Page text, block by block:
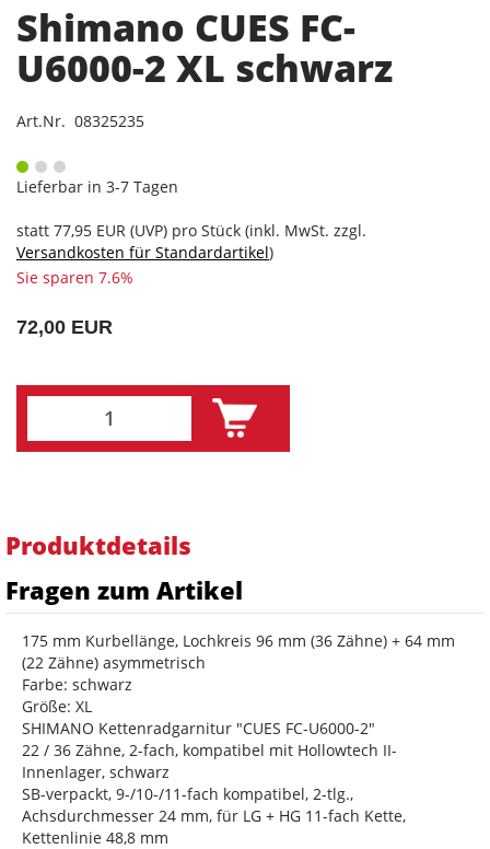
Shimano CUES FC-
U6000-2 XL schwarz
Art.Nr. 08325235
Lieferbar in 3-7 Tagen
statt 77,95 EUR (UVP) pro Stück (inkl. MwSt. zzgl.
Versandkosten für Standardartikel)
Sie sparen 7.6%
72,00 EUR
Produktdetails
Fragen zum Artikel
175 mm Kurbellänge, Lochkreis 96 mm (36 Zähne) + 64 mm
(22 Zähne) asymmetrisch
Farbe: schwarz
Größe: XL
SHIMANO Kettenradgarnitur "CUES FC-U6000-2"
22 / 36 Zähne, 2-fach, kompatibel mit Hollowtech II-
Innenlager, schwarz
SB-verpackt, 9-/10-/11-fach kompatibel, 2-tlg.,
Achsdurchmesser 24 mm, für LG + HG 11-fach Kette,
Kettenlinie 48,8 mm